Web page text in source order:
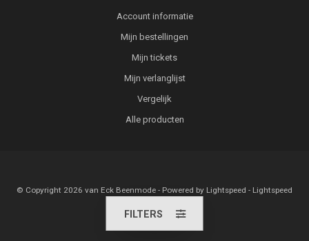
Account informatie
Mijn bestellingen
Mijn tickets
Mijn verlanglijst
Vergelijk
Alle producten
© Copyright 2026 van Eck Beenmode - Powered by Lightspeed - Lightspeed
Dyvelopment
FILTERS